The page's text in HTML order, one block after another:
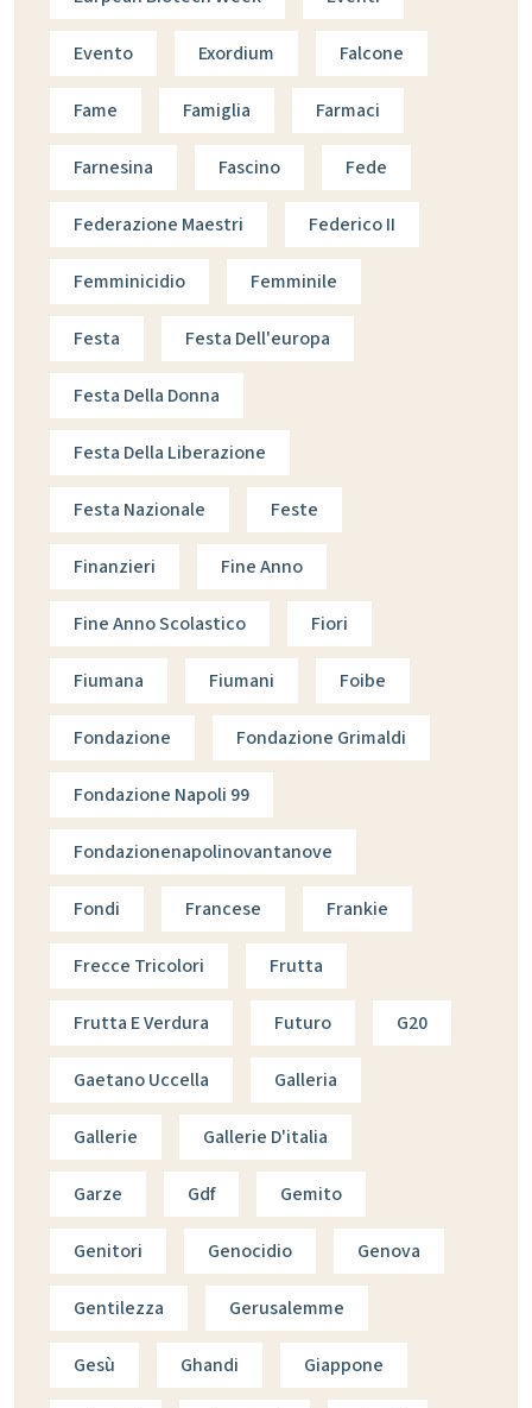
Evento Exordium Falcone
Fame Famiglia Farmaci
Farnesina Fascino Fede
Federazione Maestri Federico II
Femminicidio Femminile
Festa Festa Dell'europa
Festa Della Donna
Festa Della Liberazione
Festa Nazionale Feste
Finanzieri Fine Anno
Fine Anno Scolastico Fiori
Fiumana Fiumani Foibe
Fondazione Fondazione Grimaldi
Fondazione Napoli 99
Fondazionenapolinovantanove
Fondi Francese Frankie
Frecce Tricolori Frutta
Frutta E Verdura Futuro G20
Gaetano Uccella Galleria
Gallerie Gallerie D'italia
Garze Gdf Gemito
Genitori Genocidio Genova
Gentilezza Gerusalemme
Gesù Ghandi Giappone